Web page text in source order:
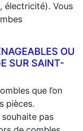
électricité). Vous
OU
SUR SAINT-
que l’on
pièces.
souhaite pas